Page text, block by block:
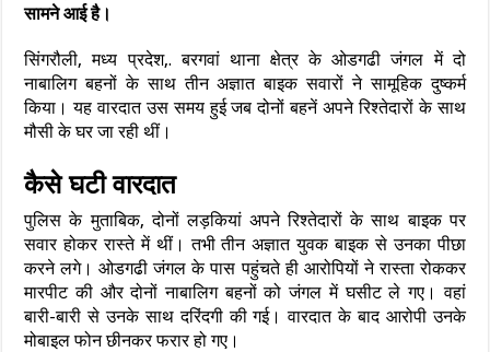
सामने आई है।
सिंगरौली, मध्य प्रदेश,. बरगवां थाना क्षेत्र के ओडगढी जंगल में दो
नाबालिग बहनों के साथ तीन अज्ञात बाइक सवारों ने सामूहिक दुष्कर्म
किया। यह वारदात उस समय हुई जब दोनों बहनें अपने रिश्तेदारों के साथ
मौसी के घर जा रही थीं।
कैसे घटी वारदात
पुलिस के मुताबिक, दोनों लड़कियां अपने रिश्तेदारों के साथ बाइक पर
सवार होकर रास्ते में थीं। तभी तीन अज्ञात युवक बाइक से उनका पीछा
करने लगे। ओडगढी जंगल के पास पहुंचते ही आरोपियों ने रास्ता रोककर
मारपीट की और दोनों नाबालिग बहनों को जंगल में घसीट ले गए। वहां
बारी-बारी से उनके साथ दरिंदगी की गई। वारदात के बाद आरोपी उनके
मोबाइल फोन छीनकर फरार हो गए।